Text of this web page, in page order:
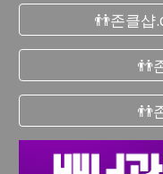
👬존클샵
👬
👬